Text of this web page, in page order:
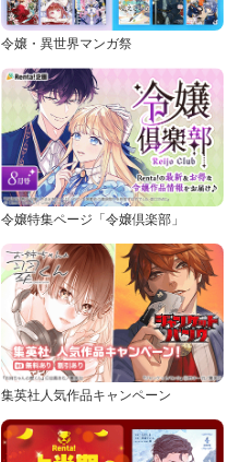
令嬢・異世界マンガ祭
令嬢特集ページ「令嬢倶楽部」
集英社人気作品キャンペーン